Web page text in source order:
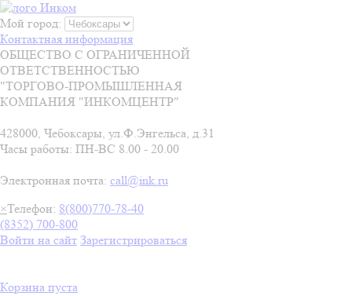
Мой город:
Контактная информация
ОБЩЕСТВО С ОГРАНИЧЕННОЙ
ОТВЕТСТВЕННОСТЬЮ
"ТОРГОВО-ПРОМЫШЛЕННАЯ
КОМПАНИЯ "ИНКОМЦЕНТР"
428000, Чебоксары, ул.Ф.Энгельса, д.31
Часы работы: ПН-ВС 8.00 - 20.00
Электронная почта: call@ink.ru
×Телефон: 8(800)770-78-40
(8352) 700-800
Войти на сайт Зарегистрироваться
Корзина пуста